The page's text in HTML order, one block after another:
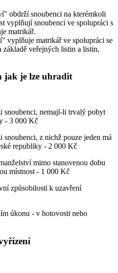
obdrží snoubenci na kterémkoli
vyplňují snoubenci ve spolupráci s
matrikář.
vyplňuje matrikář ve spolupráci se
základě veřejných listin a listin,
jak je lze uhradit
snoubenci, nemají-li trvalý pobyt
- 3 000 Kč
snoubenci, z nichž pouze jeden má
republiky - 2 000 Kč
mimo stanovenou dobu
místnost - 1 000 Kč
způsobilosti k uzavření
úkonu - v hotovosti nebo